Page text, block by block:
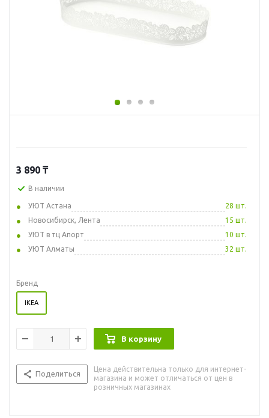
3 890 ₸
В наличии
УЮТ Астана
28 шт.
Новосибирск, Лента
15 шт.
УЮТ в тц Апорт
10 шт.
УЮТ Алматы
32 шт.
Бренд
IKEA
В корзину
Поделиться
Цена действительна только для интернет-
магазина и может отличаться от цен в
розничных магазинах